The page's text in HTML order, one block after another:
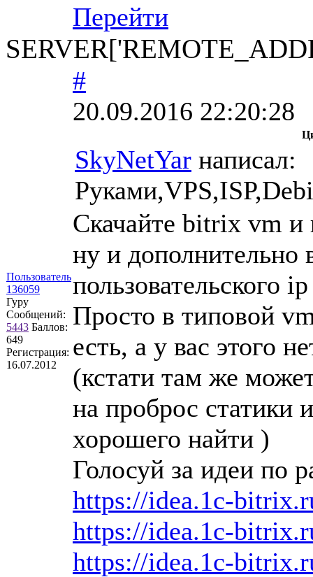
Перейти
Пользователь
136059
Гуру
Сообщений:
5443 Баллов:
649
Регистрация:
16.07.2012
#
20.09.2016 22:20:28
SkyNetYar написал:
Скачайте bitrix vm и
ну и
пользовательского
Просто в типовой
есть, а у вас этого
(кстати там же
на проброс статики
хорошего найти )
Голосуй за идеи по
https://idea.1c-
https://idea.1c-
https://idea.1c-